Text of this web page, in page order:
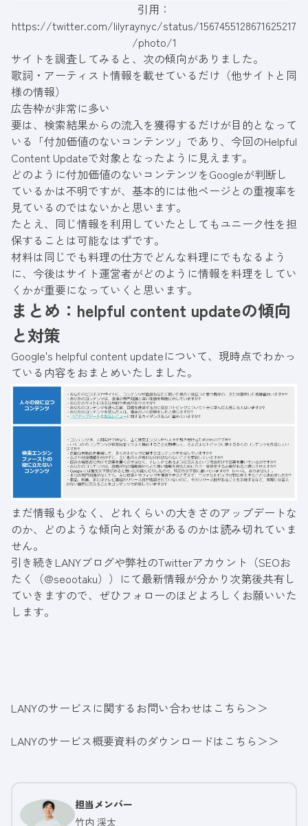
引用：
https://twitter.com/lilyraynyc/status/1567455128671625217
/photo/1
サイトを調査してみると、次の傾向がありました。
歌詞・アーティスト情報を載せているだけ（他サイトと同
様の情報）
広告枠が非常に多い
要は、検索結果からの流入を獲得するだけが目的となって
いる「付加価値のないコンテンツ」であり、今回のHelpful
Content Updateで対象となったように見えます。
どのように付加価値のないコンテンツをGoogleが判断し
ているかは不明ですが、基本的には他ページとの重複率を
見ているのではないかと思います。
たとえ、同じ情報を利用していたとしてもユニーク性を担
保することは可能なはずです。
材料は同じでも料理の仕方でどんな料理にでもなるよう
に、今後はサイト運営者がどのように情報を料理をしてい
くかが重要になっていくと思います。
まとめ：helpful content updateの傾向
と対策
Google's helpful content updateについて、現時点でわかっ
ている内容をおまとめいたしました。
まだ情報も少なく、どれくらいの大きさのアップデートな
のか、どのような傾向と対策があるのかは読み切れていま
せん。
引き続きLANYブログや弊社のTwitterアカウント（SEOお
たく（@seootaku））にて最新情報が分かり次第後共有し
ていきますので、ぜひフォローのほどよろしくお願いいた
します。
LANYのサービスに関するお問い合わせはこちら＞＞
LANYのサービス概要資料のダウンロードはこちら＞＞
担当メンバー
竹内 渓太